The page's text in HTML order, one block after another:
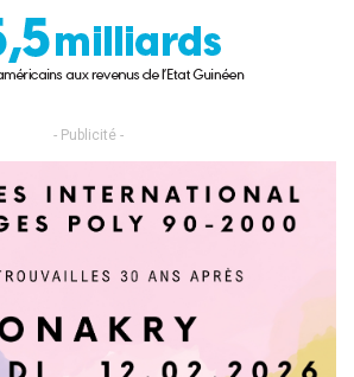
- Publicité -